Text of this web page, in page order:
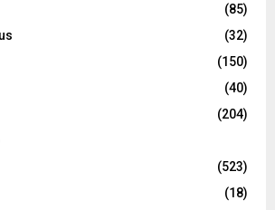
(85)
(32)
(150)
(40)
(204)
(523)
(18)